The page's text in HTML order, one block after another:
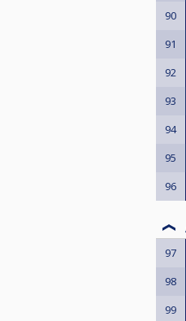
90
91
92
93
94
95
96
97
98
99